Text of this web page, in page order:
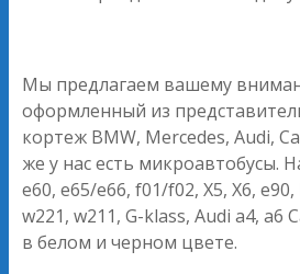
Мы предлагаем вашему
оформленный из
кортеж BMW, Mercedes, Audi,
же у нас есть микроавтобусы.
е60, е65/е66, f01/f02, Х5, Х6,
w221, w211, G-klass, Audi а4, а6
в белом и черном цвете.